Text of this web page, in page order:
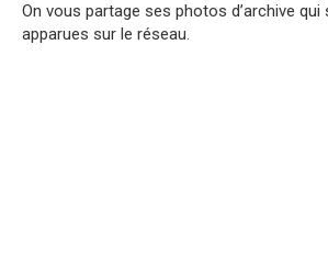
On vous partage ses photos d’archive
apparues sur le réseau.